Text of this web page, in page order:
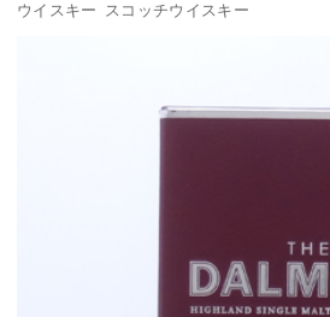
ウイスキー スコッチウイスキー